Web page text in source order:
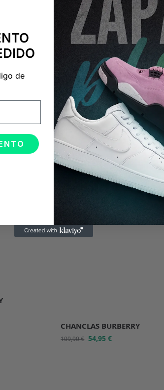
-50%
CHANCLAS BURBERRY
109,90€ 54,95€
de